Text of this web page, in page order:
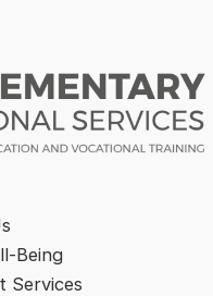
Being
Services